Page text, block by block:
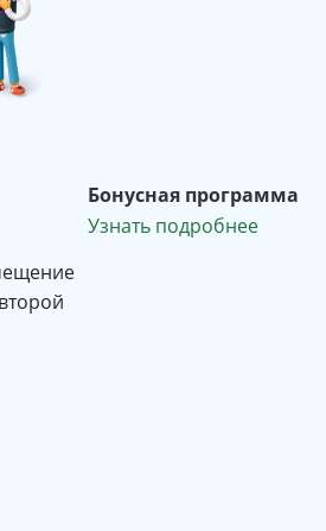
Бонусная программа
Узнать подробнее